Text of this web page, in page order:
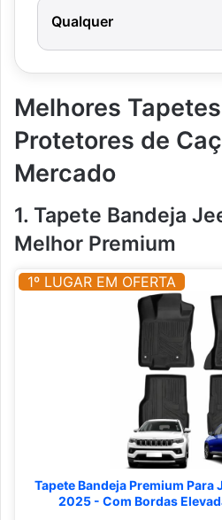
Qualquer
Melhores
Protetores de
Mercado
1. Tapete Bandeja
Melhor Premium
1º LUGAR EM OFERTA
Tapete Bandeja Premium Para
2025 - Com Bordas